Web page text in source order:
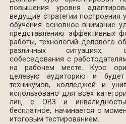
повышения уровня
ведущие стратегии построения
обучения основное внимание
представлению эффективных
работы, технологий делового
различных ситуациях,
собеседования с
на рабочем месте. Курс
целевую аудиторию и
техникумов, колледжей и
использовано для всех
лиц с ОВЗ и
бесплатное, начинается с
итоговым тестированием.